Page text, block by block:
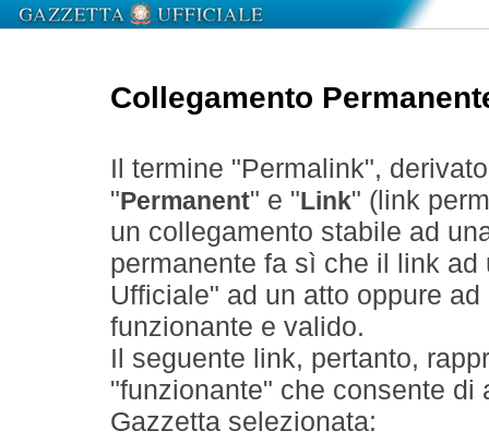
Collegamento
Il termine "Permalink",
" Permanent" e " Link" (link
un collegamento stabile ad
permanente fa sì che il link
Ufficiale" ad un atto oppure
funzionante e valido.
Il seguente link, pertanto,
"funzionante" che consente
Gazzetta selezionata: